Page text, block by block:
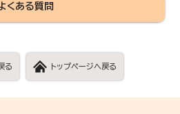
くある質問
る トップページへ戻る